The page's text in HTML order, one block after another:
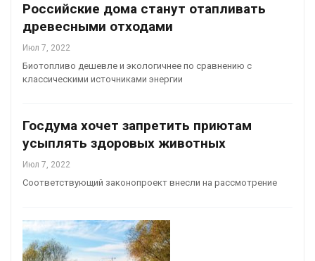
Российские дома станут отапливать
древесными отходами
Июл 7, 2022
Биотопливо дешевле и экологичнее по сравнению с
классическими источниками энергии
Госдума хочет запретить приютам
усыплять здоровых животных
Июл 7, 2022
Соответствующий законопроект внесли на рассмотрение